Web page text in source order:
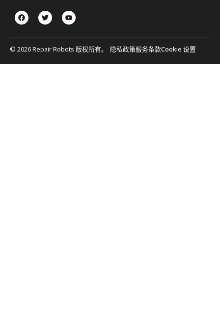
© 2026 Repair Robots 版权所有。 隐私政策服务条款Cookie 设置